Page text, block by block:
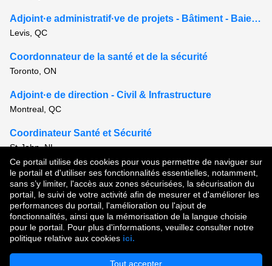
Ce portail utilise des cookies pour vous permettre de naviguer sur
le portail et d'utiliser ses fonctionnalités essentielles, notamment,
sans s’y limiter, l'accès aux zones sécurisées, la sécurisation du
portail, le suivi de votre activité afin de mesurer et d'améliorer les
performances du portail, l'amélioration ou l'ajout de
fonctionnalités, ainsi que la mémorisation de la langue choisie
pour le portail. Pour plus d'informations, veuillez consulter notre
politique relative aux cookies ici.
Tout accepter
Adjoint·e administratif·ve de projets - Bâtiment - Baie-Comeau
Levis, QC
Coordonnateur de la santé et de la sécurité
Toronto, ON
Adjoint·e de direction - Civil & Infrastructure
Montreal, QC
Coordinateur Santé et Sécurité
St-John, NL
Voir tous les postes semblables
Droit d'auteur © 2026
Conditions d'utilisation | Politique de confidentialité